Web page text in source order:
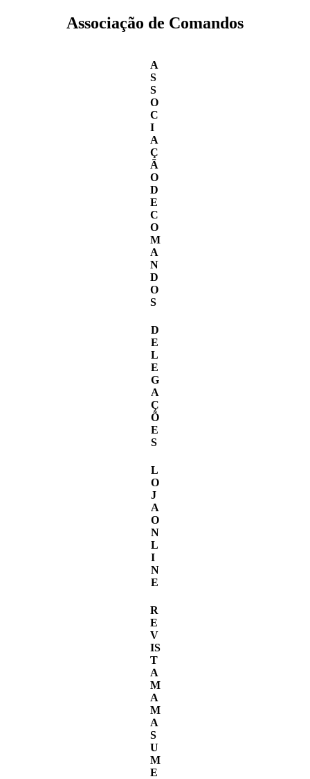
Associação de Comandos
A
S
S
O
C
I
A
Ç
Ã
O
D
E
C
O
M
A
N
D
O
S
D
E
L
E
G
A
Ç
Õ
E
S
L
O
J
A
O
N
L
I
N
E
R
E
V
IS
T
A
M
A
M
A
S
U
M
E